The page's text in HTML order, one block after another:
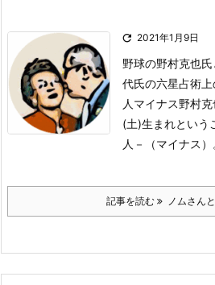
 2021年1月9日
野球の野村克也
代氏の六星占術上
人マイナス野村
(土)生まれという
人－（マイナス）
記事を読む ノムさん